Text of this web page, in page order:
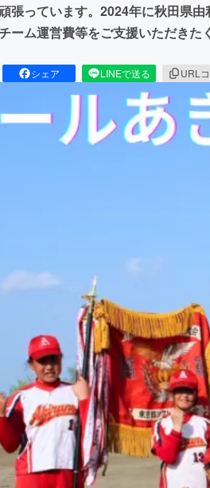
張っています。2024年に秋田県
ーム運営費等をご支援いただき
シェア LINEで送る URL